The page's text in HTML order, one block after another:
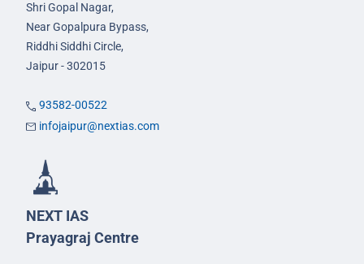
Shri Gopal Nagar,
Near Gopalpura Bypass,
Riddhi Siddhi Circle,
Jaipur - 302015
93582-00522
infojaipur@nextias.com
NEXT IAS
Prayagraj Centre